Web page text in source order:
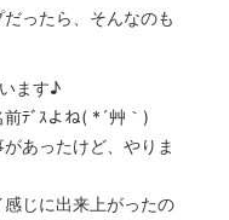
ったら、そんなのも
ます♪
ﾃﾞｽよね( *´艸｀)
あったけど、やりま
じに出来上がったの